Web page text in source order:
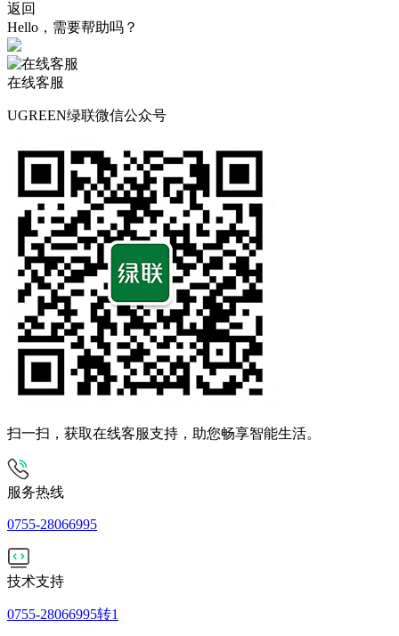
返回
Hello，需要帮助吗？
在线客服
UGREEN绿联微信公众号
扫一扫，获取在线客服支持，助您畅享智能生活。
服务热线
0755-28066995
技术支持
0755-28066995转1